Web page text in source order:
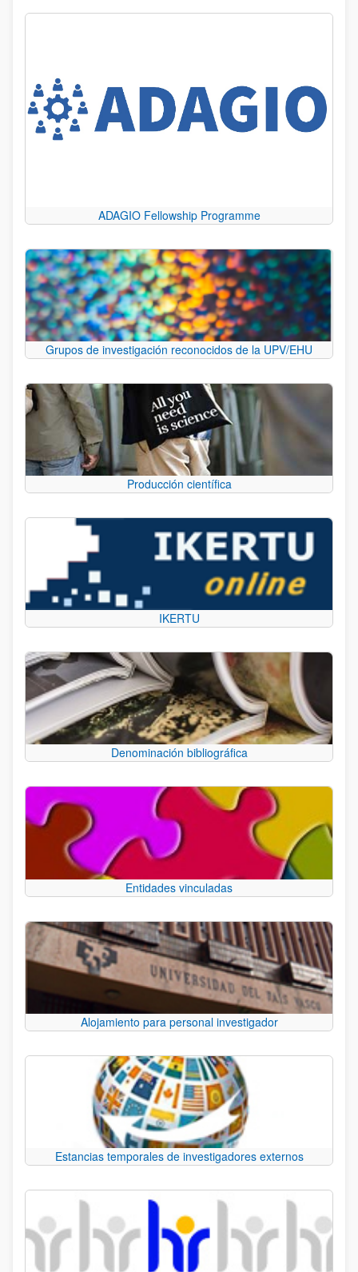
ADAGIO Fellowship Programme
Grupos de investigación reconocidos de la UPV/EHU
Producción científica
IKERTU
Denominación bibliográfica
Entidades vinculadas
Alojamiento para personal investigador
Estancias temporales de investigadores externos